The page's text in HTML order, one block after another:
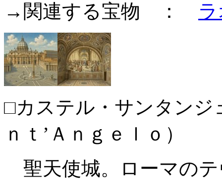
→関連する宝物 ：
□カステル・サンタン
ｎｔ’Ａｎｇｅｌｏ）
聖天使城。ローマの